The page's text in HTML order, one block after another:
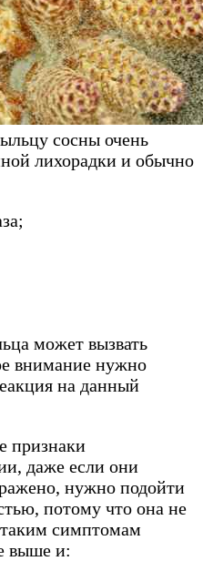
сосны очень
лихорадки и обычно
может вызвать
внимание нужно
на данный
признаки
даже если они
нужно подойти
потому что она не
симптомам
выше и: